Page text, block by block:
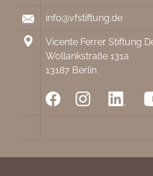
info@vfstiftung.de
Vicente Ferrer Stiftung
Wollankstraße 131a
13187 Berlin